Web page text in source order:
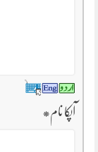
آپکا نام*